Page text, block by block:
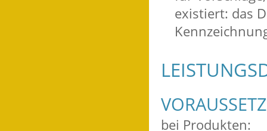
existiert: das
bei Produkten: